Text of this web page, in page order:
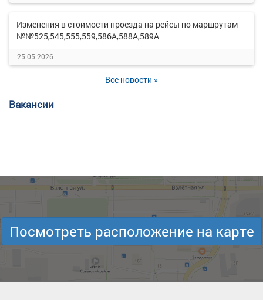
Изменения в стоимости проезда на рейсы по маршрутам
№№525,545,555,559,586А,588А,589А
25.05.2026
Все новости »
Вакансии
Посмотреть расположение на карте